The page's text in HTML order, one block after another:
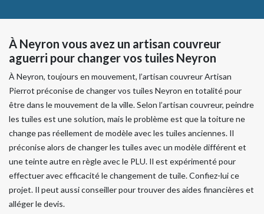
À Neyron vous avez un artisan couvreur
aguerri pour changer vos tuiles Neyron
À Neyron, toujours en mouvement, l’artisan couvreur Artisan
Pierrot préconise de changer vos tuiles Neyron en totalité pour
être dans le mouvement de la ville. Selon l’artisan couvreur, peindre
les tuiles est une solution, mais le problème est que la toiture ne
change pas réellement de modèle avec les tuiles anciennes. Il
préconise alors de changer les tuiles avec un modèle différent et
une teinte autre en règle avec le PLU. Il est expérimenté pour
effectuer avec efficacité le changement de tuile. Confiez-lui ce
projet. Il peut aussi conseiller pour trouver des aides financières et
alléger le devis.